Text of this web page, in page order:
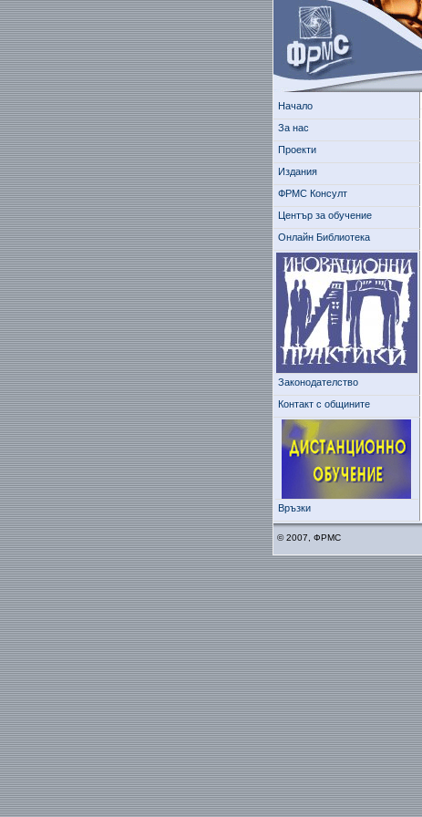
Начало
За нас
Проекти
Издания
ФРМС Консулт
Център за обучение
Онлайн Библиотека
Законодателство
Контакт с общините
Връзки
© 2007, ФРМС